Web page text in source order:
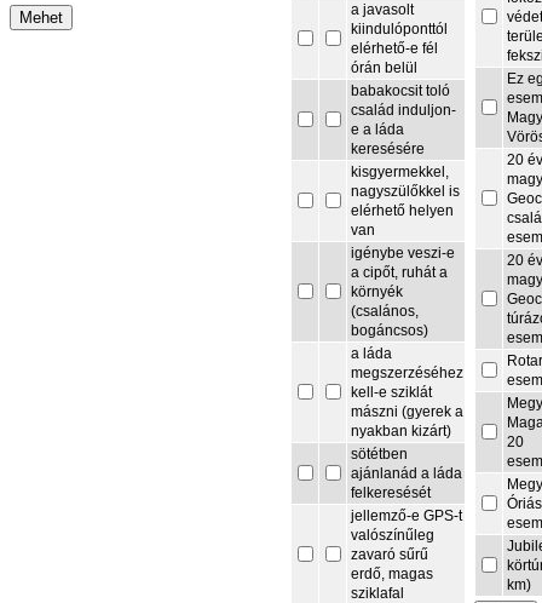
a javasolt
kiindulóponttól
elérhető-e fél
órán belül
babakocsit toló
család induljon-
e a láda
keresésére
kisgyermekkel,
nagyszülőkkel is
elérhető helyen
van
igénybe veszi-e
a cipőt, ruhát a
környék
(csalános,
bogáncsos)
a láda
megszerzéséhez
kell-e sziklát
mászni (gyerek a
nyakban kizárt)
sötétben
ajánlanád a láda
felkeresését
jellemző-e GPS-t
valószínűleg
zavaró sűrű
erdő, magas
sziklafal
Ez
20
20
20
km)